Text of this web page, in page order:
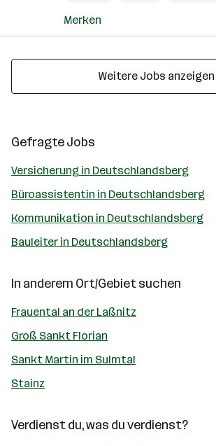
Merken
Weitere Jobs anzeigen
Gefragte Jobs
Versicherung in Deutschlandsberg
Büroassistentin in Deutschlandsberg
Kommunikation in Deutschlandsberg
Bauleiter in Deutschlandsberg
In anderem Ort/Gebiet suchen
Frauental an der Laßnitz
Groß Sankt Florian
Sankt Martin im Sulmtal
Stainz
Verdienst du, was du verdienst?